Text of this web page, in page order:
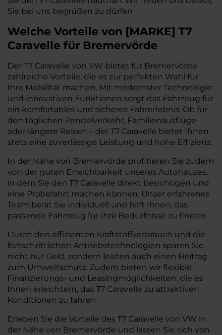
Sie bei uns begrüßen zu dürfen
Welche Vorteile von [MARKE] T7
Caravelle für Bremervörde
Der T7 Caravelle von VW bietet für Bremervörde
zahlreiche Vorteile, die es zur perfekten Wahl für
Ihre Mobilität machen. Mit modernster Technologie
und innovativen Funktionen sorgt das Fahrzeug für
ein komfortables und sicheres Fahrerlebnis. Ob für
den täglichen Pendelverkehr, Familienausflüge
oder längere Reisen – der T7 Caravelle bietet Ihnen
stets eine zuverlässige Leistung und hohe Effizienz.
In der Nähe von Bremervörde profitieren Sie zudem
von der guten Erreichbarkeit unseres Autohauses,
in dem Sie den T7 Caravelle direkt besichtigen und
eine Probefahrt machen können. Unser erfahrenes
Team berät Sie individuell und hilft Ihnen, das
passende Fahrzeug für Ihre Bedürfnisse zu finden.
Durch den effizienten Kraftstoffverbrauch und die
fortschrittlichen Antriebstechnologien sparen Sie
nicht nur Geld, sondern leisten auch einen Beitrag
zum Umweltschutz. Zudem bieten wir flexible
Finanzierungs- und Leasingmöglichkeiten, die es
Ihnen erleichtern, das T7 Caravelle zu attraktiven
Konditionen zu fahren.
Erleben Sie die Vorteile des T7 Caravelle von VW in
der Nähe von Bremervörde und lassen Sie sich von